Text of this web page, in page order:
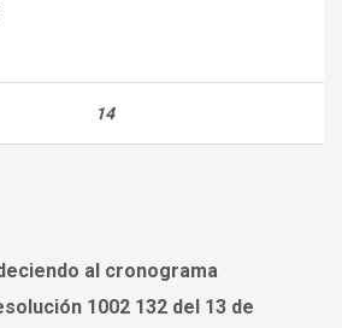
14
al cronograma
1002 132 del 13 de